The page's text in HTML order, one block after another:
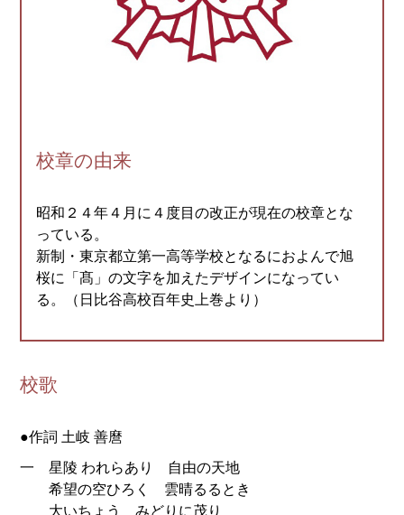
校章の由来
昭和２４年４月に４度目の改正が現在の校章とな
っている。
新制・東京都立第一高等学校となるにおよんで旭
桜に「髙」の文字を加えたデザインになってい
る。（日比谷高校百年史上巻より）
校歌
●作詞 土岐 善麿
一
星陵 われらあり 自由の天地
希望の空ひろく 雲晴るるとき
大いちょう みどりに茂り